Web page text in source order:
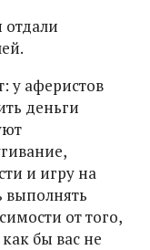
отдали
у аферистов
деньги
и игру на
выполнять
от того,
бы вас не